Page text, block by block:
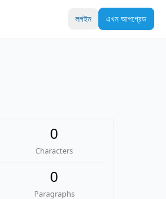
লগইন এখন আপগ্রেড
0
Characters
0
Paragraphs